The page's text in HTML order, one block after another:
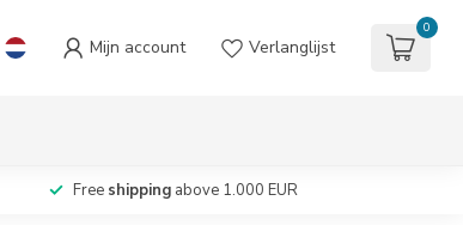
Mijn account Verlanglijst
0
Free shipping above 1.000 EUR